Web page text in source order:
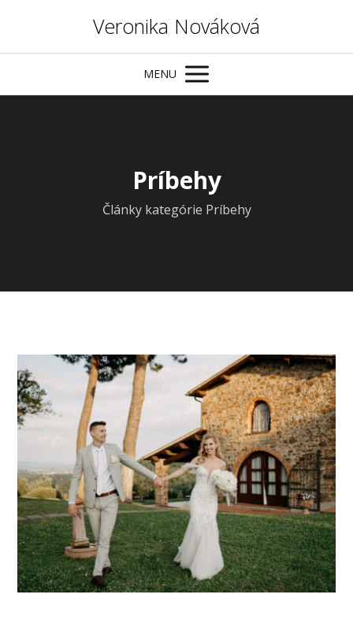
Veronika Nováková
MENU
Príbehy
Články kategórie Príbehy